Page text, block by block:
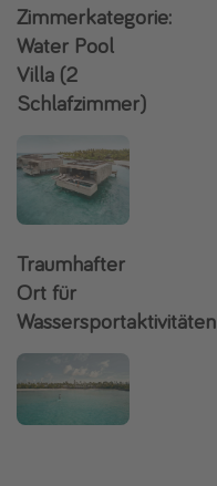
Zimmerkategorie:
Water Pool
Villa (2
Schlafzimmer)
Traumhafter
Ort für
Wassersportaktivitäten